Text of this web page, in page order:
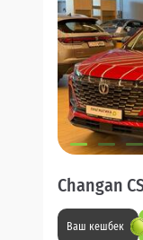
Changan
Ваш кешбек